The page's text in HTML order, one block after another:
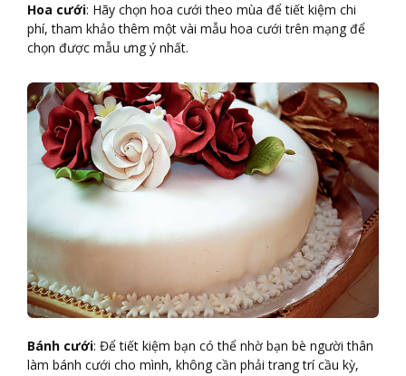
Hoa cưới: Hãy chọn hoa cưới theo mùa để tiết kiệm chi
phí, tham khảo thêm một vài mẫu hoa cưới trên mạng để
chọn được mẫu ưng ý nhất.
Bánh cưới: Để tiết kiệm bạn có thể nhờ bạn bè người thân
làm bánh cưới cho mình, không cần phải trang trí cầu kỳ,